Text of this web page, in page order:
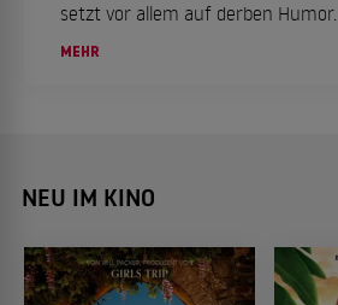
setzt vor allem auf derben Humor.
MEHR
NEU IM KINO